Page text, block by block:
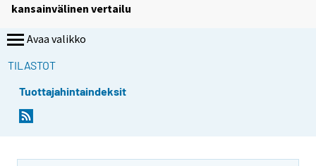
kansainvälinen vertailu
Avaa valikko
TILASTOT
Tuottajahintaindeksit